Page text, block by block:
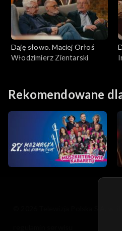
Daję słowo. Maciej Orłoś
Włodzimierz Zientarski
Rekomendowane